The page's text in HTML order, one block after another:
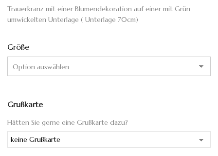
Trauerkranz mit einer Blumendekoration auf einer mit Grün
umwickelten Unterlage ( Unterlage 70cm)
Größe
Grußkarte
Hätten Sie gerne eine Grußkarte dazu?